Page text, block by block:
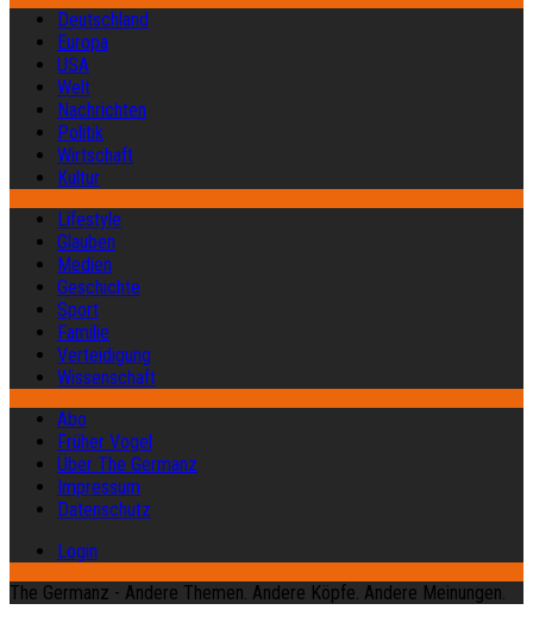
Deutschland
Europa
USA
Welt
Nachrichten
Politik
Wirtschaft
Kultur
Lifestyle
Glauben
Medien
Geschichte
Sport
Familie
Verteidigung
Wissenschaft
Abo
Früher Vogel
Über The Germanz
Impressum
Datenschutz
Login
The Germanz - Andere Themen. Andere Köpfe. Andere Meinungen.